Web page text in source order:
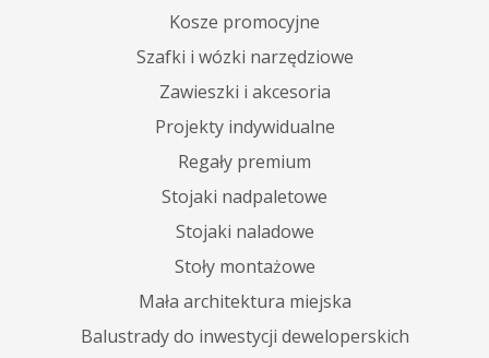
Kosze promocyjne
Szafki i wózki narzędziowe
Zawieszki i akcesoria
Projekty indywidualne
Regały premium
Stojaki nadpaletowe
Stojaki naladowe
Stoły montażowe
Mała architektura miejska
Balustrady do inwestycji deweloperskich